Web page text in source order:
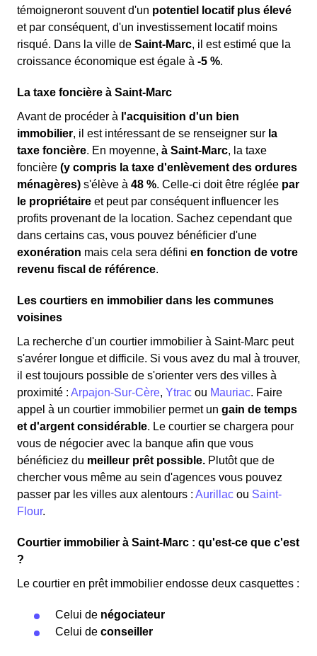
témoigneront souvent d'un potentiel locatif plus élevé
et par conséquent, d'un investissement locatif moins
risqué. Dans la ville de Saint-Marc, il est estimé que la
croissance économique est égale à -5 %.
La taxe foncière à Saint-Marc
Avant de procéder à l'acquisition d'un bien
immobilier, il est intéressant de se renseigner sur la
taxe foncière. En moyenne, à Saint-Marc, la taxe
foncière (y compris la taxe d'enlèvement des ordures
ménagères) s'élève à 48 %. Celle-ci doit être réglée par
le propriétaire et peut par conséquent influencer les
profits provenant de la location. Sachez cependant que
dans certains cas, vous pouvez bénéficier d'une
exonération mais cela sera défini en fonction de votre
revenu fiscal de référence.
Les courtiers en immobilier dans les communes
voisines
La recherche d'un courtier immobilier à Saint-Marc peut
s'avérer longue et difficile. Si vous avez du mal à trouver,
il est toujours possible de s'orienter vers des villes à
proximité : Arpajon-Sur-Cère, Ytrac ou Mauriac. Faire
appel à un courtier immobilier permet un gain de temps
et d'argent considérable. Le courtier se chargera pour
vous de négocier avec la banque afin que vous
bénéficiez du meilleur prêt possible. Plutôt que de
chercher vous même au sein d'agences vous pouvez
passer par les villes aux alentours : Aurillac ou Saint-
Flour.
Courtier immobilier à Saint-Marc : qu'est-ce que c'est
?
Le courtier en prêt immobilier endosse deux casquettes :
Celui de négociateur
Celui de conseiller